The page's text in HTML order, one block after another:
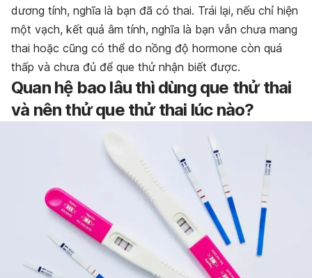
dương tính, nghĩa là bạn đã có thai. Trái lại, nếu chỉ hiện
một vạch, kết quả âm tính, nghĩa là bạn vẫn chưa mang
thai hoặc cũng có thể do nồng độ hormone còn quá
thấp và chưa đủ để que thử nhận biết được.
Quan hệ bao lâu thì dùng que thử thai
và nên thử que thử thai lúc nào?